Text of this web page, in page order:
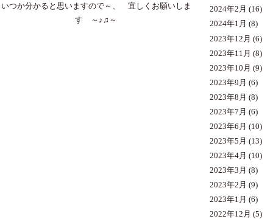
いつか分かると思いますので～、 宜しくお願いしま
す ～♪♫～
2024年2月 (16)
2024年1月 (8)
2023年12月 (6)
2023年11月 (8)
2023年10月 (9)
2023年9月 (6)
2023年8月 (8)
2023年7月 (6)
2023年6月 (10)
2023年5月 (13)
2023年4月 (10)
2023年3月 (8)
2023年2月 (9)
2023年1月 (6)
2022年12月 (5)